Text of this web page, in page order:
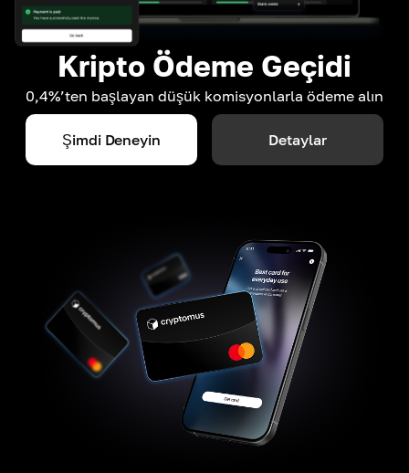
Kripto Ödeme Geçidi
0,4%’ten başlayan düşük komisyonlarla ödeme alın
Şimdi Deneyin Detaylar